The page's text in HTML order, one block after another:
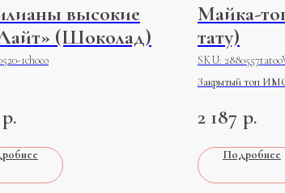
высокие
(Шоколад)
1choco
р.
Майка-
тату)
SKU:
Закрытый топ
практичности,
элементом вашего
2 187 р.
Подробнее